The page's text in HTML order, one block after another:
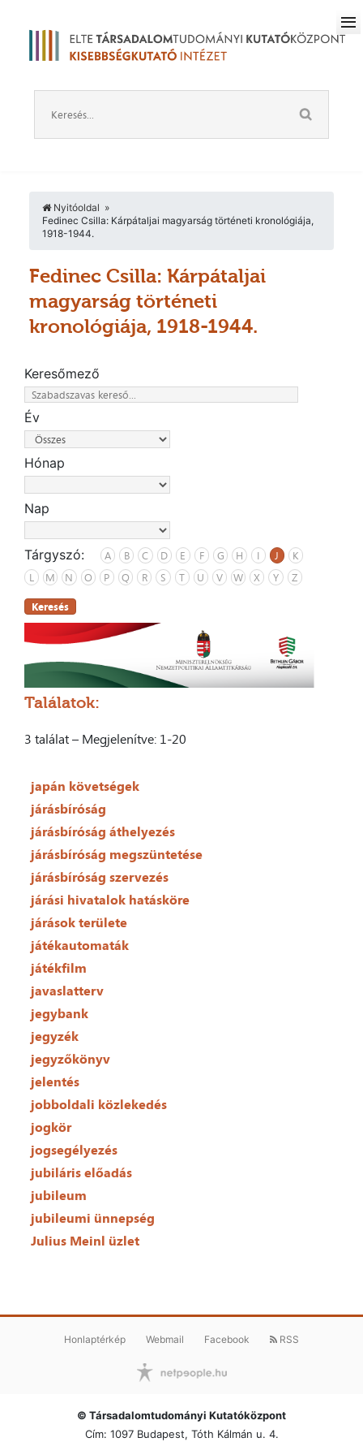
Nyitóoldal
Fedinec Csilla: Kárpátaljai magyarság történeti kronológiája,
1918-1944.
Fedinec Csilla: Kárpátaljai
magyarság történeti
kronológiája, 1918-1944.
Keresőmező
Év
Hónap
Nap
Tárgyszó: A B C D E F G H I J
K
L
M N O P Q R S T U V W X Y Z
Keresés
Találatok:
3 találat – Megjelenítve: 1-20
japán követségek
járásbíróság
járásbíróság áthelyezés
járásbíróság megszüntetése
járásbíróság szervezés
járási hivatalok hatásköre
járások területe
játékautomaták
játékfilm
javaslatterv
jegybank
jegyzék
jegyzőkönyv
jelentés
jobboldali közlekedés
jogkör
jogsegélyezés
jubiláris előadás
jubileum
jubileumi ünnepség
Julius Meinl üzlet
Honlaptérkép Webmail Facebook RSS
© Társadalomtudományi Kutatóközpont
Cím: 1097 Budapest, Tóth Kálmán u. 4.